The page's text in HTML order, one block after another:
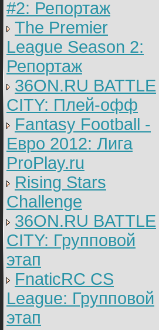
#2: Репортаж
The Premier
League Season 2:
Репортаж
36ON.RU BATTLE
CITY: Плей-офф
Fantasy Football -
Евро 2012: Лига
ProPlay.ru
Rising Stars
Challenge
36ON.RU BATTLE
CITY: Групповой
этап
FnaticRC CS
League: Групповой
этап